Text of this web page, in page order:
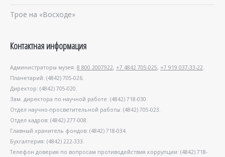
Трое на «Восходе»
Контактная информация
Администраторы музея: 8 800 2007922, +7 4842 705-025, +7 919 037-33-22.
Планетарий: (4842) 705-026.
Директор: (4842) 705-020.
Зам. директора по научной работе: (4842) 718-030.
Отдел научно-просветительной работы: (4842) 705-023.
Отдел кадров: (4842) 277-008.
Главный хранитель фондов: (4842) 718-034.
Бухгалтерия: (4842) 222-333.
Телефон доверия по вопросам противодействия коррупции: (4842) 718-